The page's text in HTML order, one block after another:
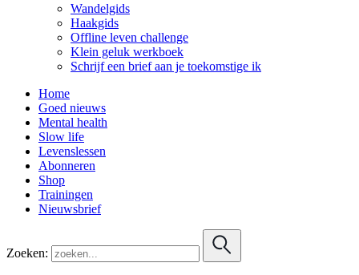
Wandelgids
Haakgids
Offline leven challenge
Klein geluk werkboek
Schrijf een brief aan je toekomstige ik
Home
Goed nieuws
Mental health
Slow life
Levenslessen
Abonneren
Shop
Trainingen
Nieuwsbrief
Zoeken: